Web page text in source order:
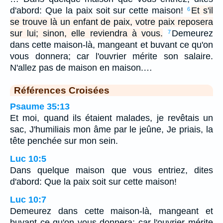
d'abord: Que la paix soit sur cette maison!
6 Et s'il
se trouve là un enfant de paix, votre paix reposera
sur lui; sinon, elle reviendra à vous.
7 Demeurez
dans cette maison-là, mangeant et buvant ce qu'on
vous donnera; car l'ouvrier mérite son salaire.
N'allez pas de maison en maison.…
Références Croisées
Psaume 35:13
Et moi, quand ils étaient malades, je revêtais un
sac, J'humiliais mon âme par le jeûne, Je priais, la
tête penchée sur mon sein.
Luc 10:5
Dans quelque maison que vous entriez, dites
d'abord: Que la paix soit sur cette maison!
Luc 10:7
Demeurez dans cette maison-là, mangeant et